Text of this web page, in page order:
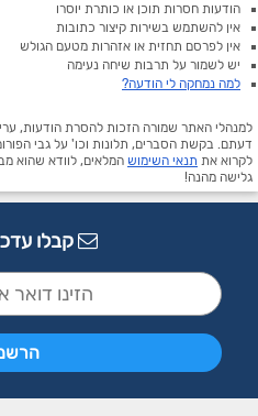
הודעות חסרות תוכן או כותרת יוסרו
אין להשתמש בשירות קיצור כתובות
אין לפרסם תחזית או אזהרות מטעם הגולש
יש לשמור על תרבות שיחה נעימה
למה נמחקה לי הודעה?
למנהלי האתר שמורה הזכות להסרת הודעות,
דעתם. בקשת הסברים, תלונות וכו' על גבי
לקרוא את תנאי השימוש המלאים, לוודא שהוא
גלישה מהנה!
קבלו